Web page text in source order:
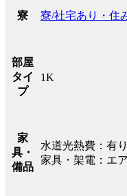
寮 寮/社宅あり・住
部屋
タイ
プ
1K
家
具・
備品
水道光熱費：有り
家具・架電：エ